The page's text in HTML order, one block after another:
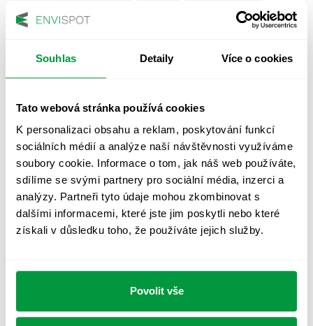
Souhlas Detaily Více o cookies
Tato webová stránka používá cookies
K personalizaci obsahu a reklam, poskytování funkcí
sociálních médií a analýze naší návštěvnosti využíváme
soubory cookie. Informace o tom, jak náš web používáte,
sdílíme se svými partnery pro sociální média, inzerci a
analýzy. Partneři tyto údaje mohou zkombinovat s
dalšími informacemi, které jste jim poskytli nebo které
získali v důsledku toho, že používáte jejich služby.
Povolit vše
NÁVRH OSVĚTLENÍ NOUZOVÉ OSVĚTLENÍ
PROVOZNÍ DENÍK NOUZOVÉHO OSVĚTLENÍ
UMĚLÉ OSVĚTLENÍ VEŘEJNÉ OSVĚTLENÍ
VÝPOČET OSVĚTLENÍ VÝPOČET ZASTÍNĚNÍ